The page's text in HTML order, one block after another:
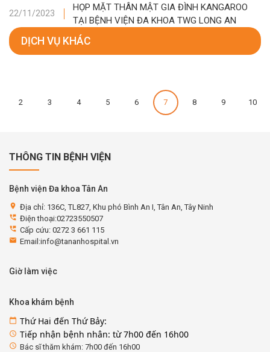
22/11/2023
HỌP MẶT THÂN MẬT GIA ĐÌNH KANGAROO
TẠI BỆNH VIỆN ĐA KHOA TWG LONG AN
DỊCH VỤ KHÁC
2 3 4 5 6 7 8 9 10
THÔNG TIN BỆNH VIỆN
Bệnh viện Đa khoa Tân An
location_on Địa chỉ: 136C, TL827, Khu phó Bình An I, Tân An, Tây Ninh
perm_phone_msg Điện thoại:02723550507
perm_phone_msg Cấp cứu: 0272 3 661 115
email Email:info@tananhospital.vn
Giờ làm việc
Khoa khám bệnh
calendar_today Thứ Hai đến Thứ Bảy:
access_time Tiếp nhận bệnh nhân: từ 7h00 đến 16h00
access_time Bác sĩ thăm khám: 7h00 đến 16h00